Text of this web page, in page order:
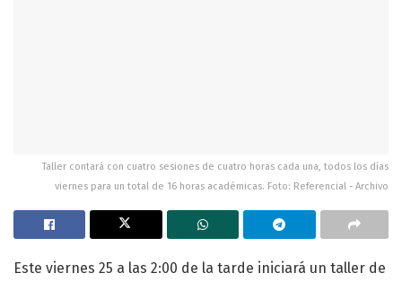
Taller contará con cuatro sesiones de cuatro horas cada una, todos los días
viernes para un total de 16 horas académicas. Foto: Referencial - Archivo
Este viernes 25 a las 2:00 de la tarde iniciará un taller de